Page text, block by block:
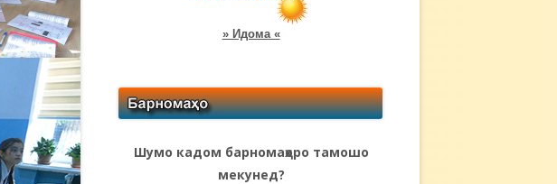
» Идома «
Шумо кадом барномаҳоро тамошо
мекунед?